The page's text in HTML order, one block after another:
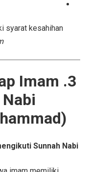
syarat kesahihan
Imam
Sunnah Nabi